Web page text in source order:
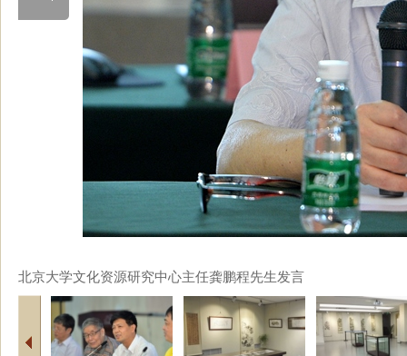
北京大学文化资源研究中心主任龚鹏程先生发言